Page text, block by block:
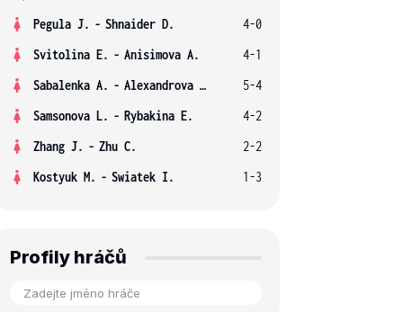
Pegula J. - Shnaider D.
4-0
Svitolina E. - Anisimova A.
4-1
Sabalenka A. - Alexandrova E.
5-4
Samsonova L. - Rybakina E.
4-2
Zhang J. - Zhu C.
2-2
Kostyuk M. - Swiatek I. 1-3
Profily hráčů